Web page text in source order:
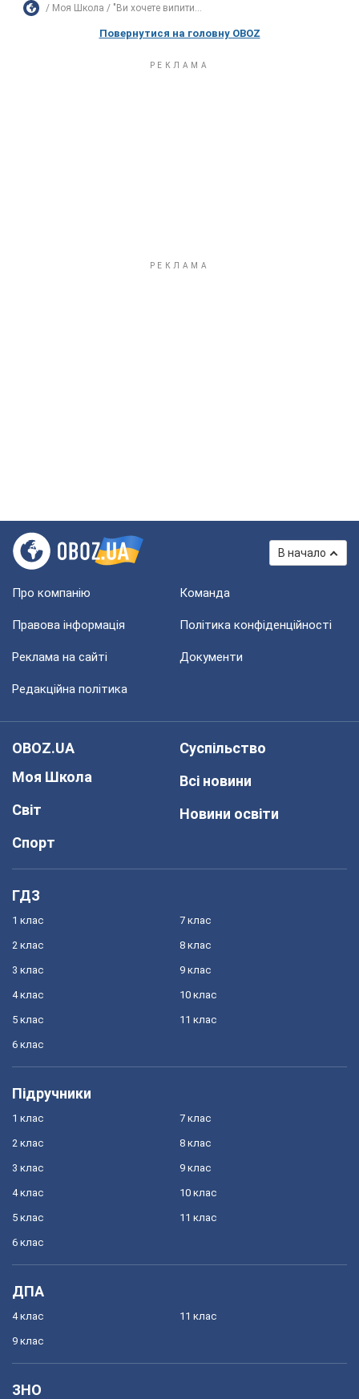
Моя Школа "Ви хочете випити...
Повернутися на головну OBOZ
В начало
Про компанію Команда
Правова інформація Політика конфіденційності
Реклама на сайті Документи
Редакційна політика
OBOZ.UA
Моя Школа
Світ
Спорт
Суспільство
Всі новини
Новини освіти
ГДЗ
1 клас
2 клас
3 клас
4 клас
5 клас
6 клас
7 клас
8 клас
9 клас
10 клас
11 клас
Підручники
1 клас
2 клас
3 клас
4 клас
5 клас
6 клас
7 клас
8 клас
9 клас
10 клас
11 клас
ДПА
4 клас
9 клас
11 клас
ЗНО